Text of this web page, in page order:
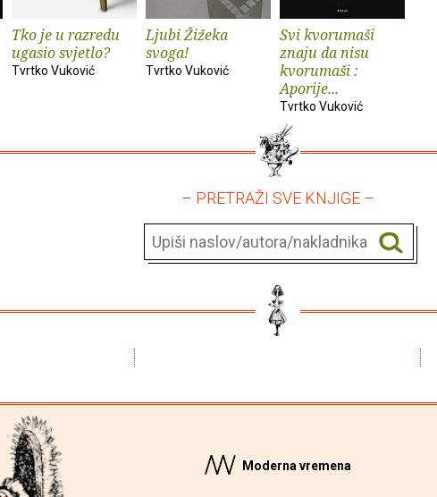
Tko je u razredu
ugasio svjetlo?
Tvrtko Vuković
Ljubi Žižeka
svoga!
Tvrtko Vuković
Svi kvorumaši
znaju da nisu
kvorumaši :
Aporije...
Tvrtko Vuković
– PRETRAŽI SVE KNJIGE –
Moderna vremena